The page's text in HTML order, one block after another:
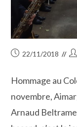
Publication
22/11/2018
Hommage au
novembre,
Arnaud